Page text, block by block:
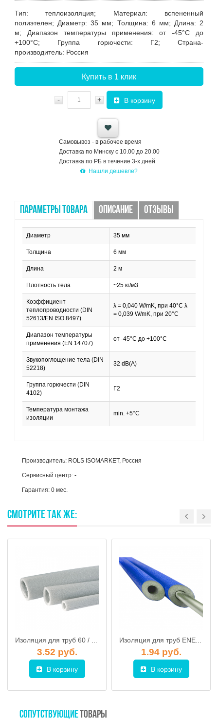
Тип: теплоизоляция; Материал: вспененный
полиэтелен; Диаметр:35 мм; Толщина: 6 мм; Длина: 2
м; Диапазон температуры применения:от -45°C до
+100°C; Группа горючести: Г2; Страна-
производитель: Россия
Купить в 1 клик
- + В корзину
Самовывоз - в рабочее время
Доставка по Минску с 10.00 до 20.00
Доставка по РБ в течение 3-х дней
Нашли дешевле?
ПАРАМЕТРЫ ТОВАРА ОПИСАНИЕ ОТЗЫВЫ
Диаметр 35 мм
Толщина 6 мм
Длина 2 м
Плотность тела ~25 кг/м3
Коэффициент
теплопроводности (DIN
52613/EN ISO 8497)
λ = 0,040 W/mK, при 40°C λ
= 0,039 W/mK, при 20°C
Диапазон температуры
применения (EN 14707)
от -45°C до +100°C
Звукопоглощение тела (DIN
52218)
32 dB(A)
Группа горючести (DIN
4102)
Г2
Температура монтажа
изоляции
min. +5°C
Производитель: ROLS ISOMARKET, Россия
Сервисный центр: -
Гарантия: 0 мес.
СМОТРИТЕ ТАКЖЕ:
Изоляция для труб 60 / 9 (серый)
3.52 руб.
В корзину
Изоляция для труб ENERGOFLEX SUPER PROTECT K 28 / 6 (синяя)
1.94 руб.
В корзину
СОПУТСТВУЮЩИЕ ТОВАРЫ